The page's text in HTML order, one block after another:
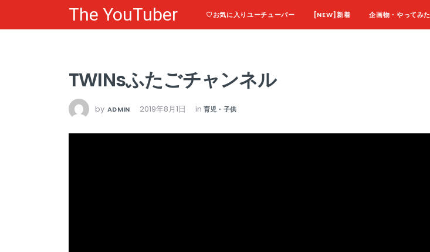
The YouTuber ♡お気に入りユーチューバー [NEW]新着 企画物・やってみた
TWINsふたごチャンネル
by ADMIN 2019年8月1日 in 育児・子供